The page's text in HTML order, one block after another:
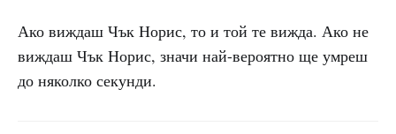
Ако виждаш Чък Норис, то и той те вижда. Ако не
виждаш Чък Норис, значи най-вероятно ще умреш
до няколко секунди.